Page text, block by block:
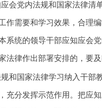
应会党内法规和国家法律
作需要和学习效果，合理
系统的领导干部应知应会
法律作出部署安排的，要
规和国家法律学习纳入干
充分发挥示范作用。把应